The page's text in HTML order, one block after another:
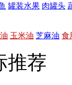
罐装水果 肉罐头
玉米油 芝麻油 食
推荐